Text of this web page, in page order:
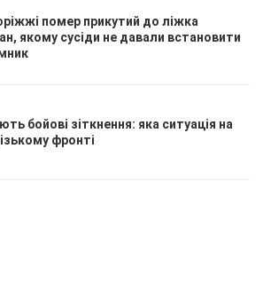
помер прикутий до ліжка
якому сусіди не давали встановити
бойові зіткнення: яка ситуація на
фронті